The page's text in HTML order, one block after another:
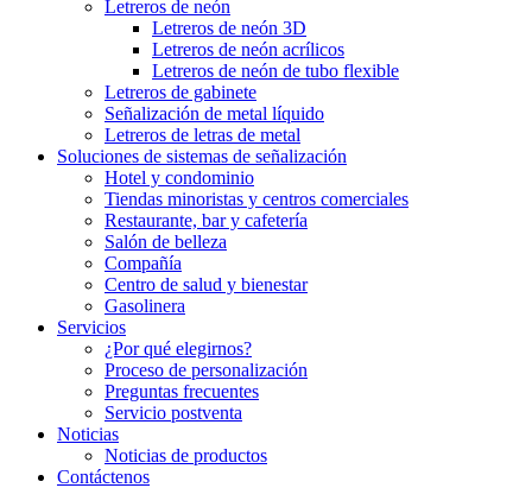
Letreros de neón
Letreros de neón 3D
Letreros de neón acrílicos
Letreros de neón de tubo flexible
Letreros de gabinete
Señalización de metal líquido
Letreros de letras de metal
Soluciones de sistemas de señalización
Hotel y condominio
Tiendas minoristas y centros comerciales
Restaurante, bar y cafetería
Salón de belleza
Compañía
Centro de salud y bienestar
Gasolinera
Servicios
¿Por qué elegirnos?
Proceso de personalización
Preguntas frecuentes
Servicio postventa
Noticias
Noticias de productos
Contáctenos